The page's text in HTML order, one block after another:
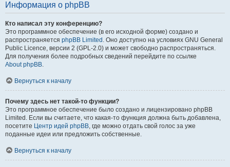
Информация о phpBB
Кто написал эту конференцию?
Это программное обеспечение (в его исходной форме) создано и
распространяется phpBB Limited . Оно доступно на условиях GNU General
Public Licence, версии 2 (GPL-2.0) и может свободно распространяться.
Для получения более подробных сведений перейдите по ссылке
About phpBB.
Вернуться к началу
Почему здесь нет такой-то функции?
Это программное обеспечение было создано и лицензировано phpBB
Limited. Если вы считаете, что какая-то функция должна быть добавлена,
посетите Центр идей phpBB, где можно отдать свой голос за уже
поданные идеи или предложить собственные.
Вернуться к началу